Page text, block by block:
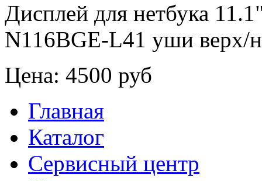
Дисплей для нетбука
N116BGE-L41 уши верх/
Цена: 4500 руб
Главная
Каталог
Сервисный центр